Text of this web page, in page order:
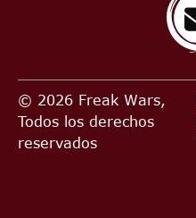
© 2026 Freak Wars,
Todos los derechos
reservados